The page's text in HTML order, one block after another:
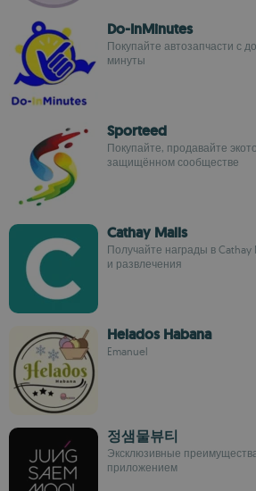
Do-InMinutes
Покупайте автозапчасти с
минуты
Sporteed
Покупайте, продавайте
защищённом сообществе
Cathay Malls
Получайте награды в Cathay
и развлечения
Helados Habana
Emanuel
정샘물뷰티
Эксклюзивные
приложением